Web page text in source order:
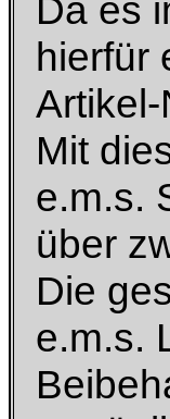
Da es
hierfür
Mit
e.m.s.
über
Die
e.m.s.